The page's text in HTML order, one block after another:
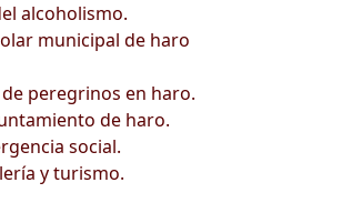
alcoholismo.
municipal de haro
peregrinos en haro.
de haro.
social.
y turismo.